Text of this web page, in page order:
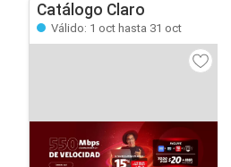
Catálogo Claro
Válido: 1 oct hasta 31 oct